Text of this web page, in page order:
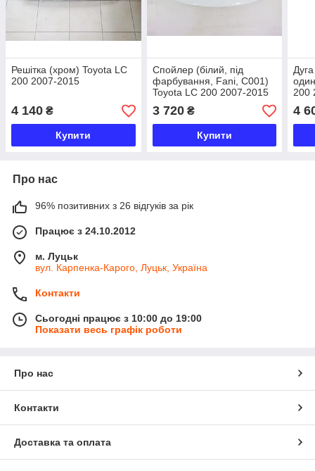
Решітка (хром) Toyota LC
200 2007-2015
4 140 ₴
Купити
Спойлер (білий, під
фарбування, Fani, С001)
Toyota LC 200 2007-2015
3 720₴
Купити
200
4
Про нас
96% позитивних з 26 відгуків за рік
Працює з 24.10.2012
м. Луцьк
вул. Карпенка-Карого, Луцьк, Україна
Контакти
Сьогодні працює з 10:00 до 19:00
Показати весь графік роботи
Про нас
Контакти
Доставка та оплата